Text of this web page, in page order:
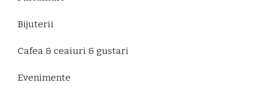
Bijuterii
Cafea & ceaiuri & gustari
Evenimente